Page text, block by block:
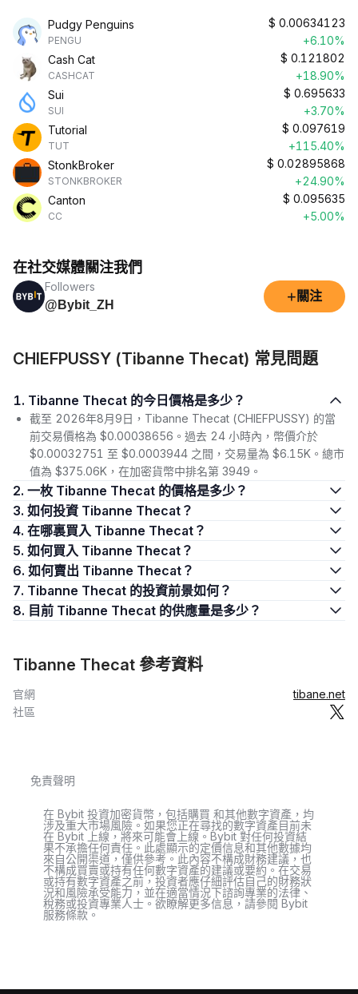
Pudgy Penguins
PENGU
$ 0.00634123
+6.10%
Cash Cat
CASHCAT
$ 0.121802
+18.90%
Sui
SUI
$ 0.695633
+3.70%
Tutorial
TUT
$ 0.097619
+115.40%
StonkBroker
STONKBROKER
$ 0.02895868
+24.90%
Canton
CC
$ 0.095635
+5.00%
在社交媒體關注我們
Followers
@Bybit_ZH
+ 關注
CHIEFPUSSY (Tibanne Thecat) 常見問題
1. Tibanne Thecat 的今日價格是多少？
截至 2026年8月9日，Tibanne Thecat (CHIEFPUSSY) 的當
前交易價格為 $0.00038656。過去 24 小時內，幣價介於
$0.00032751 至 $0.0003944 之間，交易量為 $6.15K。總市
值為 $375.06K，在加密貨幣中排名第 3949。
2. 一枚 Tibanne Thecat 的價格是多少？
3. 如何投資 Tibanne Thecat？
4. 在哪裏買入 Tibanne Thecat？
5. 如何買入 Tibanne Thecat？
6. 如何賣出 Tibanne Thecat？
7. Tibanne Thecat 的投資前景如何？
8. 目前 Tibanne Thecat 的供應量是多少？
Tibanne Thecat 參考資料
官網
tibane.net
社區
免責聲明
在 Bybit 投資加密貨幣，包括購買 和其他數字資產，均
涉及重大市場風險。如果您正在尋找的數字資產目前未
在 Bybit 上線，將來可能會上線。Bybit 對任何投資結
果不承擔任何責任。此處顯示的定價信息和其他數據均
來自公開渠道，僅供參考。此內容不構成財務建議，也
不構成買賣或持有任何數字資產的建議或要約。在交易
或持有數字資產之前，投資者應仔細評估自己的財務狀
況和風險承受能力，並在適當情況下諮詢專業的法律、
稅務或投資專業人士。欲瞭解更多信息，請參閱 Bybit
服務條款。